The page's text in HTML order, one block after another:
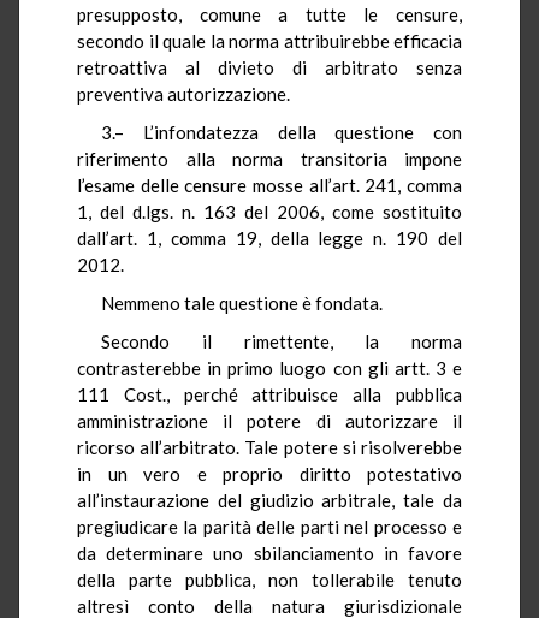
presupposto, comune a tutte le censure,
secondo il quale la norma attribuirebbe efficacia
retroattiva al divieto di arbitrato senza
preventiva autorizzazione.
3.– L’infondatezza della questione con
riferimento alla norma transitoria impone
l’esame delle censure mosse all’art. 241, comma
1, del d.lgs. n. 163 del 2006, come sostituito
dall’art. 1, comma 19, della legge n. 190 del
2012.
Nemmeno tale questione è fondata.
Secondo il rimettente, la norma
contrasterebbe in primo luogo con gli artt. 3 e
111 Cost., perché attribuisce alla pubblica
amministrazione il potere di autorizzare il
ricorso all’arbitrato. Tale potere si risolverebbe
in un vero e proprio diritto potestativo
all’instaurazione del giudizio arbitrale, tale da
pregiudicare la parità delle parti nel processo e
da determinare uno sbilanciamento in favore
della parte pubblica, non tollerabile tenuto
altresì conto della natura giurisdizionale